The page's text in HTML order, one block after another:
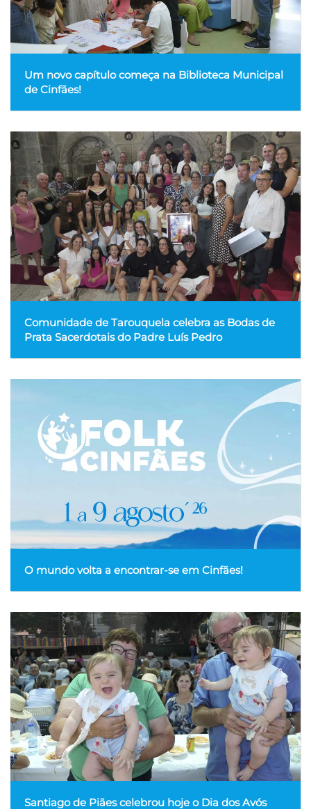
Um novo capítulo começa na Biblioteca Municipal
de Cinfães!
Comunidade de Tarouquela celebra as Bodas de
Prata Sacerdotais do Padre Luís Pedro
O mundo volta a encontrar-se em Cinfães!
Santiago de Piães celebrou hoje o Dia dos Avós